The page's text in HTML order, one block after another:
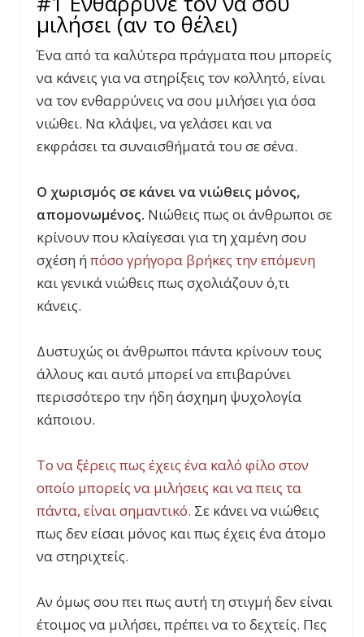
μιλήσει (αν το θέλει)
Ένα από τα καλύτερα πράγματα που μπορείς
να κάνεις για να στηρίξεις τον κολλητό, είναι
να τον ενθαρρύνεις να σου μιλήσει για όσα
νιώθει. Να κλάψει, να γελάσει και να
εκφράσει τα συναισθήματά του σε σένα.
Ο χωρισμός σε κάνει να νιώθεις μόνος,
απομονωμένος. Νιώθεις πως οι άνθρωποι σε
κρίνουν που κλαίγεσαι για τη χαμένη σου
σχέση ή πόσο γρήγορα βρήκες την επόμενη
και γενικά νιώθεις πως σχολιάζουν ό,τι
κάνεις.
Δυστυχώς οι άνθρωποι πάντα κρίνουν τους
άλλους και αυτό μπορεί να επιβαρύνει
περισσότερο την ήδη άσχημη ψυχολογία
κάποιου.
Το να ξέρεις πως έχεις ένα καλό φίλο στον
οποίο μπορείς να μιλήσεις και να πεις τα
πάντα, είναι σημαντικό. Σε κάνει να νιώθεις
πως δεν είσαι μόνος και πως έχεις ένα άτομο
να στηριχτείς.
Αν όμως σου πει πως αυτή τη στιγμή δεν είναι
έτοιμος να μιλήσει, πρέπει να το δεχτείς. Πες